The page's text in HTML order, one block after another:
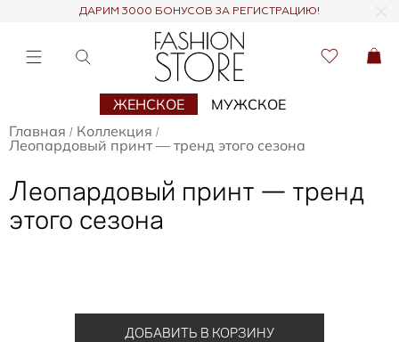
ДАРИМ 3000 БОНУСОВ ЗА РЕГИСТРАЦИЮ!
ЖЕНСКОЕ
МУЖСКОЕ
Главная / Коллекция /
Леопардовый принт — тренд этого сезона
Леопардовый принт — тренд
этого сезона
ДОБАВИТЬ В КОРЗИНУ